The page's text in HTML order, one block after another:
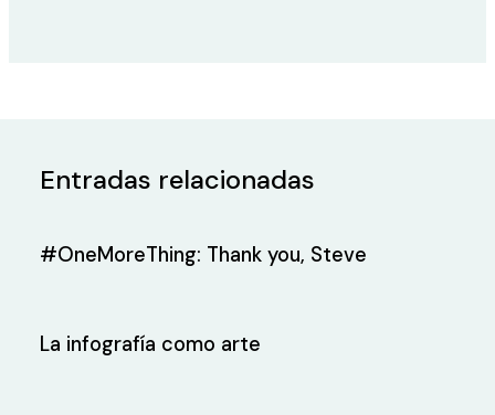
Entradas relacionadas
#OneMoreThing: Thank you, Steve
La infografía como arte